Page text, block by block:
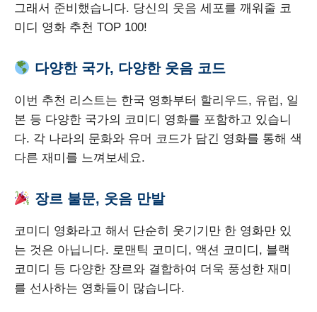
그래서 준비했습니다. 당신의 웃음 세포를 깨워줄 코
미디 영화 추천 TOP 100!
다양한 국가, 다양한 웃음 코드
이번 추천 리스트는 한국 영화부터 할리우드, 유럽, 일
본 등 다양한 국가의 코미디 영화를 포함하고 있습니
다. 각 나라의 문화와 유머 코드가 담긴 영화를 통해 색
다른 재미를 느껴보세요.
장르 불문, 웃음 만발
코미디 영화라고 해서 단순히 웃기기만 한 영화만 있
는 것은 아닙니다. 로맨틱 코미디, 액션 코미디, 블랙
코미디 등 다양한 장르와 결합하여 더욱 풍성한 재미
를 선사하는 영화들이 많습니다.